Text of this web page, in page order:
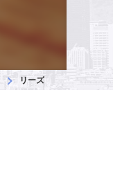
リーズ